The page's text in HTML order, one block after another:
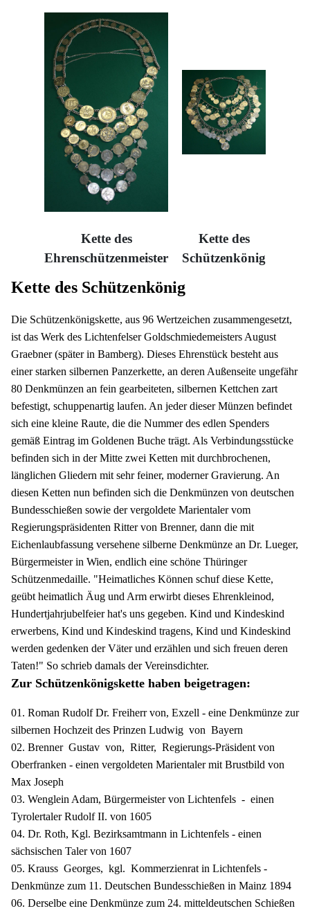
Kette des
Ehrenschützenmeister
Kette des
Schützenkönig
Kette des Schützenkönig
Die Schützenkönigskette, aus 96 Wertzeichen zusammengesetzt,
ist das Werk des Lichtenfelser Goldschmiedemeisters August
Graebner (später in Bamberg). Dieses Ehrenstück besteht aus
einer starken silbernen Panzerkette, an deren Außenseite ungefähr
80 Denkmünzen an fein gearbeiteten, silbernen Kettchen zart
befestigt, schuppenartig laufen. An jeder dieser Münzen befindet
sich eine kleine Raute, die die Nummer des edlen Spenders
gemäß Eintrag im Goldenen Buche trägt. Als Verbindungsstücke
befinden sich in der Mitte zwei Ketten mit durchbrochenen,
länglichen Gliedern mit sehr feiner, moderner Gravierung. An
diesen Ketten nun befinden sich die Denkmünzen von deutschen
Bundesschießen sowie der vergoldete Marientaler vom
Regierungspräsidenten Ritter von Brenner, dann die mit
Eichenlaubfassung versehene silberne Denkmünze an Dr. Lueger,
Bürgermeister in Wien, endlich eine schöne Thüringer
Schützenmedaille. "Heimatliches Können schuf diese Kette,
geübt heimatlich Äug und Arm erwirbt dieses Ehrenkleinod,
Hundertjahrjubelfeier hat's uns gegeben. Kind und Kindeskind
erwerbens, Kind und Kindeskind tragens, Kind und Kindeskind
werden gedenken der Väter und erzählen und sich freuen deren
Taten!" So schrieb damals der Vereinsdichter.
Zur Schützenkönigskette haben beigetragen:
01. Roman Rudolf Dr. Freiherr von, Exzell - eine Denkmünze zur
silbernen Hochzeit des Prinzen Ludwig von Bayern
02. Brenner Gustav von, Ritter, Regierungs-Präsident von
Oberfranken - einen vergoldeten Marientaler mit Brustbild von
Max Joseph
03. Wenglein Adam, Bürgermeister von Lichtenfels - einen
Tyrolertaler Rudolf II. von 1605
04. Dr. Roth, Kgl. Bezirksamtmann in Lichtenfels - einen
sächsischen Taler von 1607
05. Krauss Georges, kgl. Kommerzienrat in Lichtenfels -
Denkmünze zum 11. Deutschen Bundesschießen in Mainz 1894
06. Derselbe eine Denkmünze zum 24. mitteldeutschen Schießen